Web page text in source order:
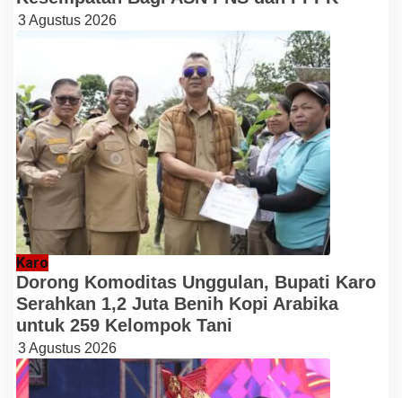
3 Agustus 2026
Karo
Dorong Komoditas Unggulan, Bupati Karo
Serahkan 1,2 Juta Benih Kopi Arabika
untuk 259 Kelompok Tani
3 Agustus 2026